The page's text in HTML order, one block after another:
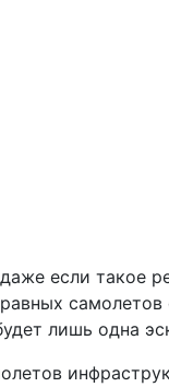
если такое
лишь одна